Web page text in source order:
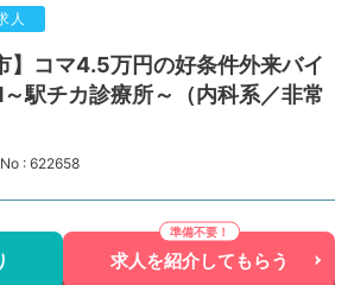
人
】コマ4.5万円の好条件外来バイ
駅チカ診療所～（内科系／非常
: 622658
求人を紹介してもらう